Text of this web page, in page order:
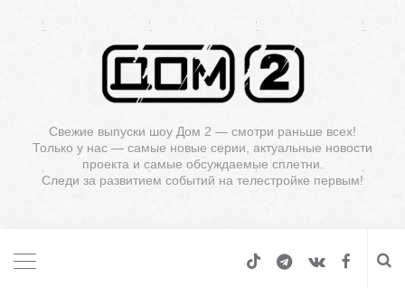
Свежие выпуски шоу Дом 2 — смотри раньше всех!
Только у нас — самые новые серии, актуальные новости
проекта и самые обсуждаемые сплетни.
Следи за развитием событий на телестройке первым!